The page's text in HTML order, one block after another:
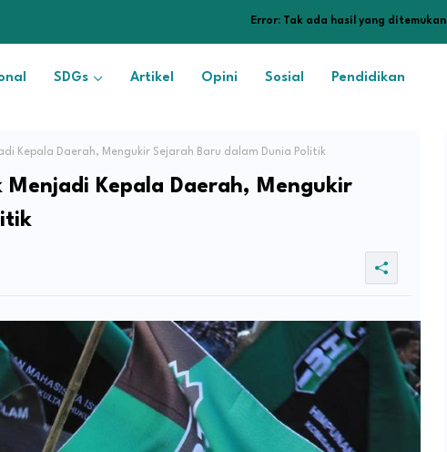
Error: Tak ada hasil yang ditemukan
SDGs Artikel Opini Sosial Pendidikan
Kepala Daerah, Mengukir Sejarah Baru dalam Dunia Politik
Kepala Daerah, Mengukir